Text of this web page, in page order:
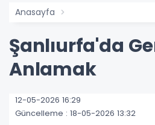
Anasayfa
Şanlıurfa'da
Anlamak
12-05-2026 16:29
Güncelleme : 18-05-2026 13:32